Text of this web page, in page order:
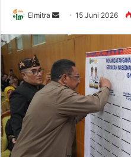
Elmitra
Send
email
15 Juni 2026